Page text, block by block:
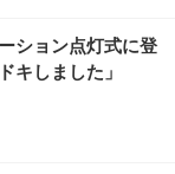
ラック)
ア 疲れない テレ
度ロッキング機
跳ね上げ式アーム
ンチ 液晶モニタ
沢 HDMI/DisplayP
スイベル VESA対
) 【Amazon.co.jp
ヤマ ペットシーツ
(ケース販売)
ション点灯式に登
キしました」